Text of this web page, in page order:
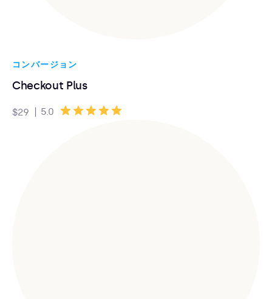
コンバージョン
Checkout Plus
$29 | 5.0